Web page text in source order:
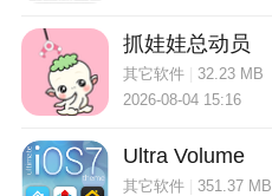
抓娃娃总动员
其它软件| 32.23 MB
2026-08-04 15:16
Ultra Volume
其它软件| 351.37 MB